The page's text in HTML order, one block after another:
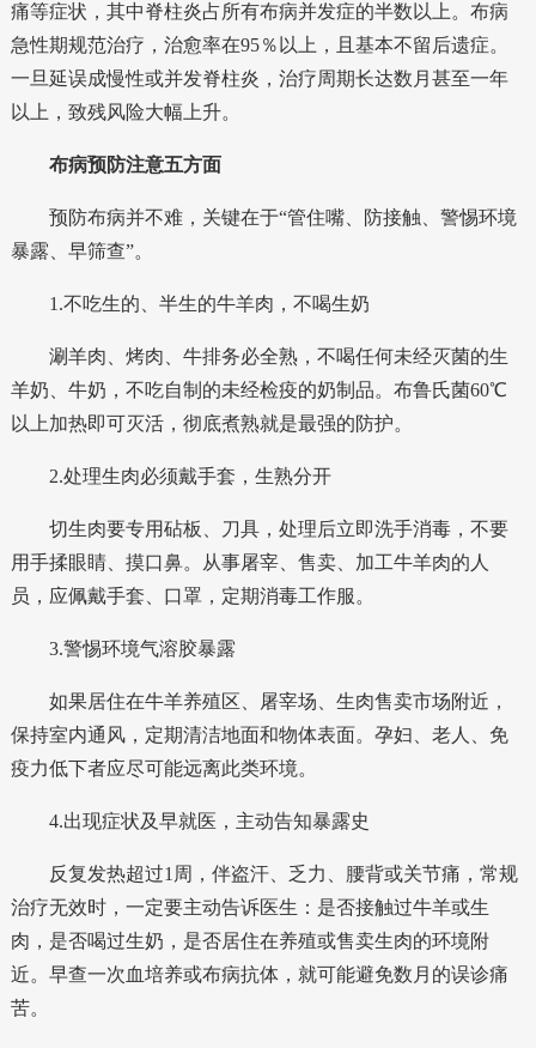
痛等症状，其中脊柱炎占所有布病并发症的半数以上。布病
急性期规范治疗，治愈率在95％以上，且基本不留后遗症。
一旦延误成慢性或并发脊柱炎，治疗周期长达数月甚至一年
以上，致残风险大幅上升。
布病预防注意五方面
预防布病并不难，关键在于“管住嘴、防接触、警惕环境
暴露、早筛查”。
1.不吃生的、半生的牛羊肉，不喝生奶
涮羊肉、烤肉、牛排务必全熟，不喝任何未经灭菌的生
羊奶、牛奶，不吃自制的未经检疫的奶制品。布鲁氏菌60℃
以上加热即可灭活，彻底煮熟就是最强的防护。
2.处理生肉必须戴手套，生熟分开
切生肉要专用砧板、刀具，处理后立即洗手消毒，不要
用手揉眼睛、摸口鼻。从事屠宰、售卖、加工牛羊肉的人
员，应佩戴手套、口罩，定期消毒工作服。
3.警惕环境气溶胶暴露
如果居住在牛羊养殖区、屠宰场、生肉售卖市场附近，
保持室内通风，定期清洁地面和物体表面。孕妇、老人、免
疫力低下者应尽可能远离此类环境。
4.出现症状及早就医，主动告知暴露史
反复发热超过1周，伴盗汗、乏力、腰背或关节痛，常规
治疗无效时，一定要主动告诉医生：是否接触过牛羊或生
肉，是否喝过生奶，是否居住在养殖或售卖生肉的环境附
近。早查一次血培养或布病抗体，就可能避免数月的误诊痛
苦。